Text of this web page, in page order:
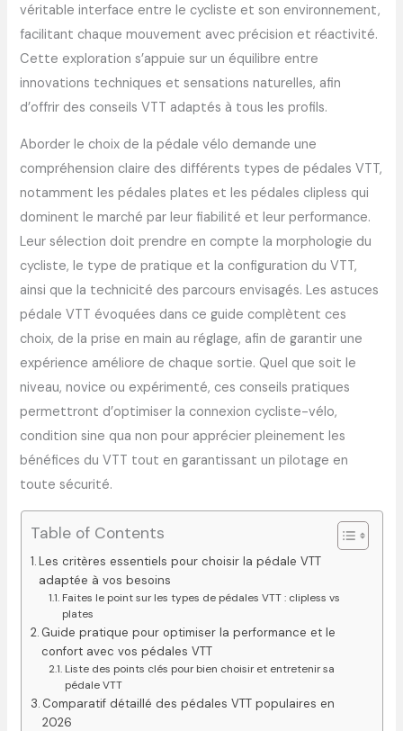
véritable interface entre le cycliste et son environnement,
facilitant chaque mouvement avec précision et réactivité.
Cette exploration s’appuie sur un équilibre entre
innovations techniques et sensations naturelles, afin
d’offrir des conseils VTT adaptés à tous les profils.
Aborder le choix de la pédale vélo demande une
compréhension claire des différents types de pédales VTT,
notamment les pédales plates et les pédales clipless qui
dominent le marché par leur fiabilité et leur performance.
Leur sélection doit prendre en compte la morphologie du
cycliste, le type de pratique et la configuration du VTT,
ainsi que la technicité des parcours envisagés. Les astuces
pédale VTT évoquées dans ce guide complètent ces
choix, de la prise en main au réglage, afin de garantir une
expérience améliore de chaque sortie. Quel que soit le
niveau, novice ou expérimenté, ces conseils pratiques
permettront d’optimiser la connexion cycliste-vélo,
condition sine qua non pour apprécier pleinement les
bénéfices du VTT tout en garantissant un pilotage en
toute sécurité.
Table of Contents
Les critères essentiels pour choisir la pédale VTT
adaptée à vos besoins
Faites le point sur les types de pédales VTT : clipless vs
plates
Guide pratique pour optimiser la performance et le
confort avec vos pédales VTT
Liste des points clés pour bien choisir et entretenir sa
pédale VTT
Comparatif détaillé des pédales VTT populaires en
2026